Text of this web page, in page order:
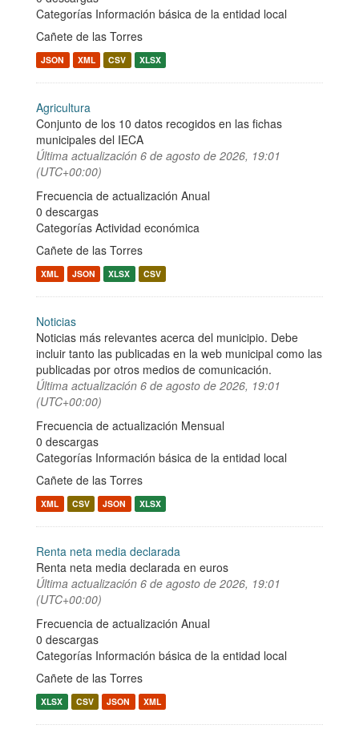
Categorías Información básica de la entidad local
Cañete de las Torres
JSON XML CSV XLSX
Agricultura
Conjunto de los 10 datos recogidos en las fichas
municipales del IECA
Última actualización 6 de agosto de 2026, 19:01
(UTC+00:00)
Frecuencia de actualización Anual
0 descargas
Categorías Actividad económica
Cañete de las Torres
XML JSON XLSX CSV
Noticias
Noticias más relevantes acerca del municipio. Debe
incluir tanto las publicadas en la web municipal como las
publicadas por otros medios de comunicación.
Última actualización 6 de agosto de 2026, 19:01
(UTC+00:00)
Frecuencia de actualización Mensual
0 descargas
Categorías Información básica de la entidad local
Cañete de las Torres
XML CSV JSON XLSX
Renta neta media declarada
Renta neta media declarada en euros
Última actualización 6 de agosto de 2026, 19:01
(UTC+00:00)
Frecuencia de actualización Anual
0 descargas
Categorías Información básica de la entidad local
Cañete de las Torres
XLSX CSV JSON XML